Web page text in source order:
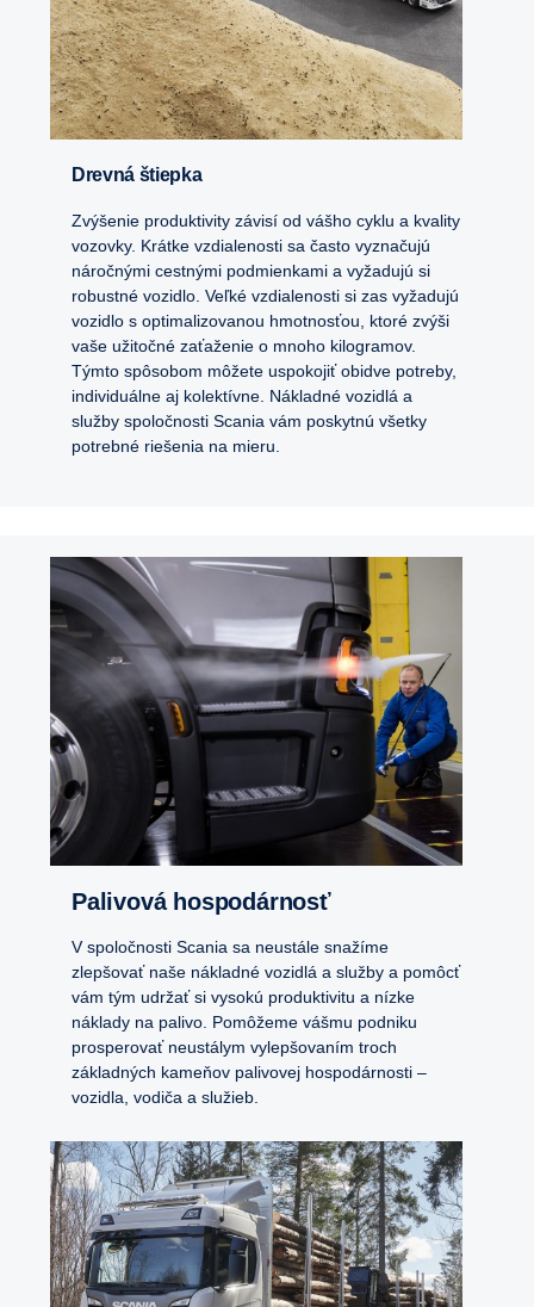
Drevná štiepka
Zvýšenie produktivity závisí od vášho cyklu a kvality
vozovky. Krátke vzdialenosti sa často vyznačujú
náročnými cestnými podmienkami a vyžadujú si
robustné vozidlo. Veľké vzdialenosti si zas vyžadujú
vozidlo s optimalizovanou hmotnosťou, ktoré zvýši
vaše užitočné zaťaženie o mnoho kilogramov.
Týmto spôsobom môžete uspokojiť obidve potreby,
individuálne aj kolektívne. Nákladné vozidlá a
služby spoločnosti Scania vám poskytnú všetky
potrebné riešenia na mieru.
Palivová hospodárnosť
V spoločnosti Scania sa neustále snažíme
zlepšovať naše nákladné vozidlá a služby a pomôcť
vám tým udržať si vysokú produktivitu a nízke
náklady na palivo. Pomôžeme vášmu podniku
prosperovať neustálym vylepšovaním troch
základných kameňov palivovej hospodárnosti –
vozidla, vodiča a služieb.